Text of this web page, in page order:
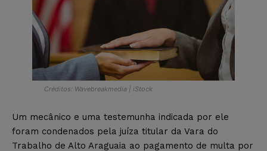
Créditos: Wavebreakmedia | iStock
Um mecânico e uma testemunha indicada por ele
foram condenados pela juíza titular da Vara do
Trabalho de Alto Araguaia ao pagamento de multa por